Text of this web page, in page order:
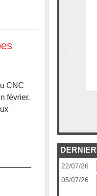
CNC
février.
22/07/26
05/07/26